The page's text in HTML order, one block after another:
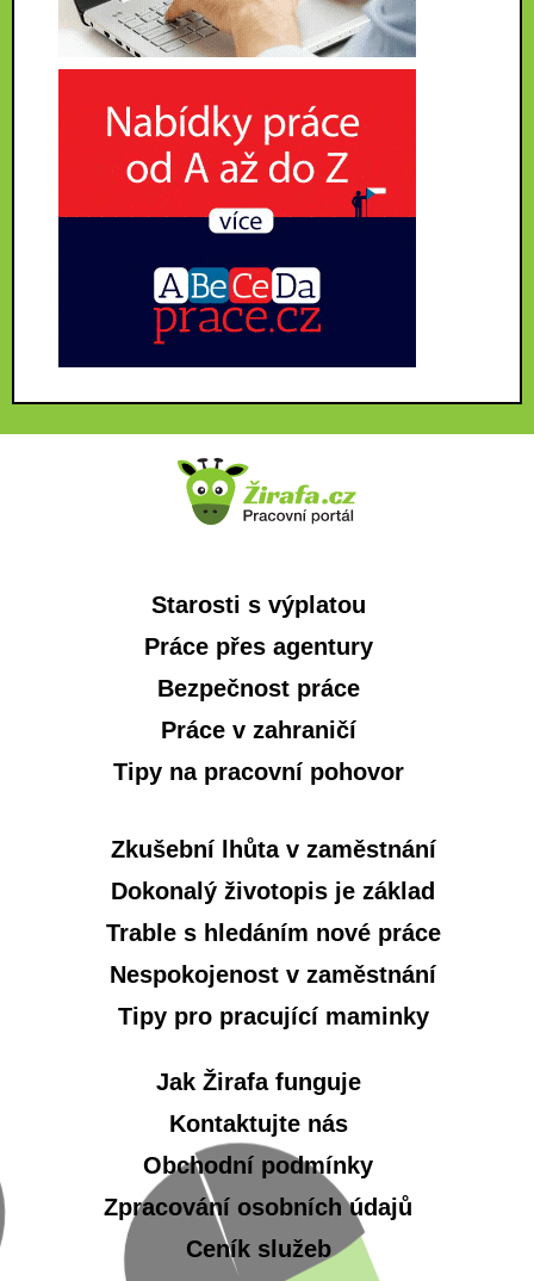
Starosti s výplatou
Práce přes agentury
Bezpečnost práce
Práce v zahraničí
Tipy na pracovní pohovor
Zkušební lhůta v zaměstnání
Dokonalý životopis je základ
Trable s hledáním nové práce
Nespokojenost v zaměstnání
Tipy pro pracující maminky
Jak Žirafa funguje
Kontaktujte nás
Obchodní podmínky
Zpracování osobních údajů
Ceník služeb